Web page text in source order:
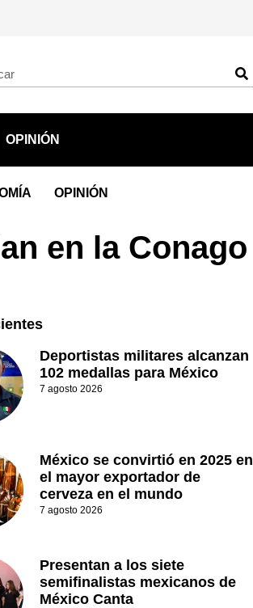
OPINIÓN
OPINIÓN
en la Conago
Deportistas militares alcanzan
102 medallas para México
7 agosto 2026
México se convirtió en 2025 en
el mayor exportador de
cerveza en el mundo
7 agosto 2026
Presentan a los siete
semifinalistas mexicanos de
México Canta